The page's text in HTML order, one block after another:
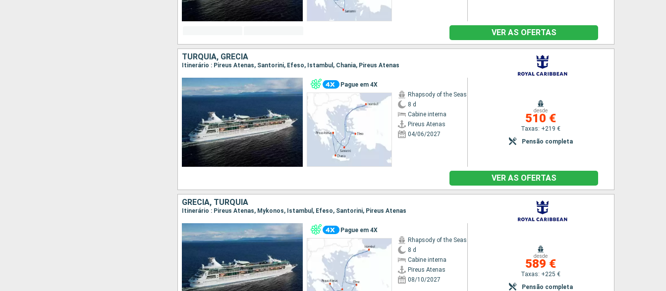
VER AS OFERTAS
TURQUIA, GRÉCIA
Itinerário : Pireus Atenas, Santorini, Efeso, Istambul, Chania, Pireus Atenas
Pague em 4X
Rhapsody of the Seas
8 d
Cabine interna
Pireus Atenas
04/06/2027
desde
510 €
Taxas: +219 €
Pensão completa
VER AS OFERTAS
GRÉCIA, TURQUIA
Itinerário : Pireus Atenas, Mykonos, Istambul, Efeso, Santorini, Pireus Atenas
Pague em 4X
Rhapsody of the Seas
8 d
Cabine interna
Pireus Atenas
08/10/2027
desde
589 €
Taxas: +225 €
Pensão completa